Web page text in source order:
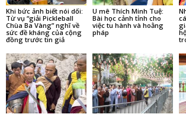
Khi bức ảnh biết nói dối:
Từ vụ “giải Pickleball
Chùa Ba Vàng” nghĩ về
sức đề kháng của cộng
đồng trước tin giả
U mê Thích Minh Tuệ:
Bài học cảnh tỉnh cho
việc tu hành và hoằng
pháp